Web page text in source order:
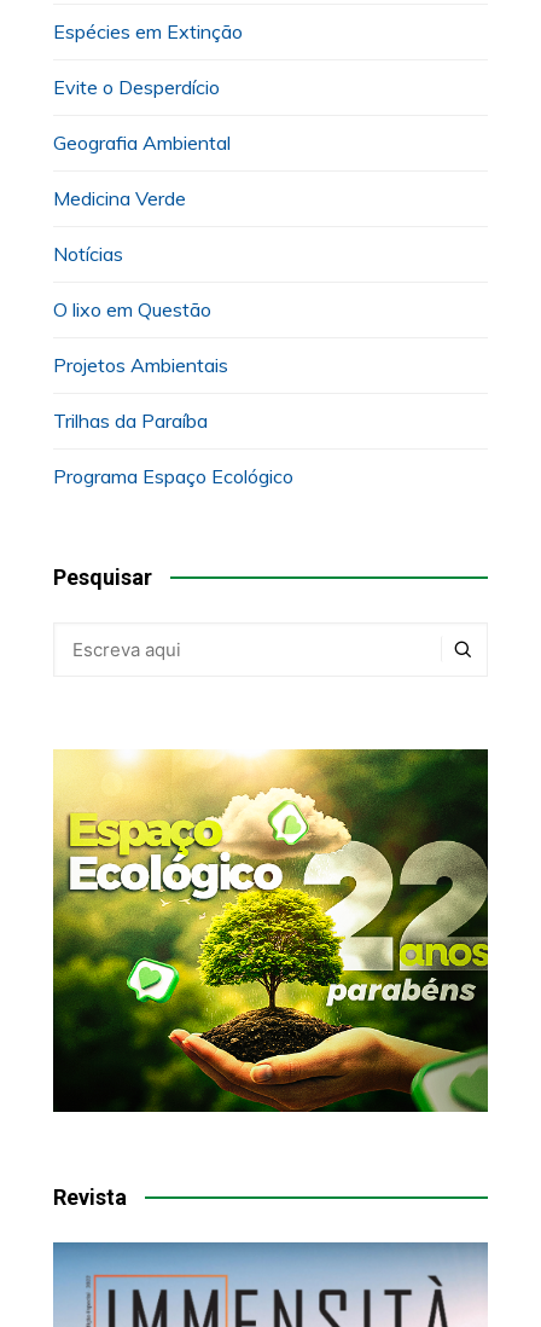
Espécies em Extinção
Evite o Desperdício
Geografia Ambiental
Medicina Verde
Notícias
O lixo em Questão
Projetos Ambientais
Trilhas da Paraíba
Programa Espaço Ecológico
Pesquisar
Revista